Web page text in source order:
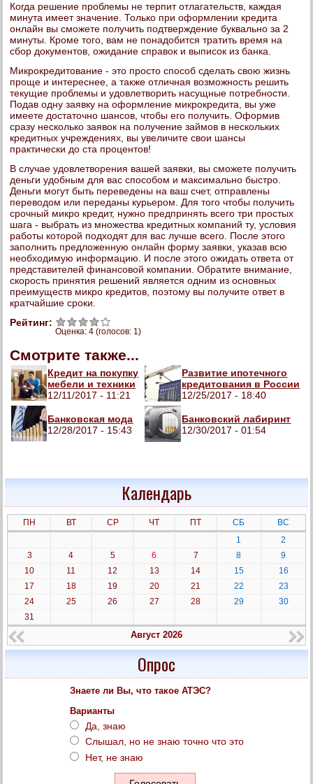
Когда решение проблемы не терпит отлагательств, каждая
минута имеет значение. Только при оформлении кредита
онлайн вы сможете получить подтверждение буквально за 2
минуты. Кроме того, вам не понадобится тратить время на
сбор документов, ожидание справок и выписок из банка.
Микрокредитование - это просто способ сделать свою жизнь
проще и интереснее, а также отличная возможность решить
текущие проблемы и удовлетворить насущные потребности.
Подав одну заявку на оформление микрокредита, вы уже
имеете достаточно шансов, чтобы его получить. Оформив
сразу несколько заявок на получение займов в нескольких
кредитных учреждениях, вы увеличите свои шансы
практически до ста процентов!
В случае удовлетворения вашей заявки, вы сможете получить
деньги удобным для вас способом и максимально быстро.
Деньги могут быть переведены на ваш счет, отправлены
переводом или переданы курьером. Для того чтобы получить
срочный микро кредит, нужно предпринять всего три простых
шага - выбрать из множества кредитных компаний ту, условия
работы которой подходят для вас лучше всего. После этого
заполнить предложенную онлайн форму заявки, указав всю
необходимую информацию. И после этого ожидать ответа от
представителей финансовой компании. Обратите внимание,
скорость принятия решений является одним из основных
преимуществ микро кредитов, поэтому вы получите ответ в
кратчайшие сроки.
Рейтинг:
Оценка:4 (голосов: 1)
Смотрите также...
Кредит на покупку
мебели и техники
12/11/2017 - 11:21
Развитие ипотечного
кредитования в России
12/25/2017 - 18:40
Банковская мода
12/28/2017 - 15:43
Банковский лабиринт
12/30/2017 - 01:54
Календарь
ПН ВТ СР ЧТ ПТ СБ
ВС
1
2
3
4 5 6 7 8
9
10
11 12 13 14 15
16
17
18 19 20 21 22
23
24
25 26 27 28 29
30
31
Август 2026
Опрос
Знаете ли Вы, что такое АТЭС?
Варианты
Да, знаю
Слышал, но не знаю точно что это
Нет, не знаю